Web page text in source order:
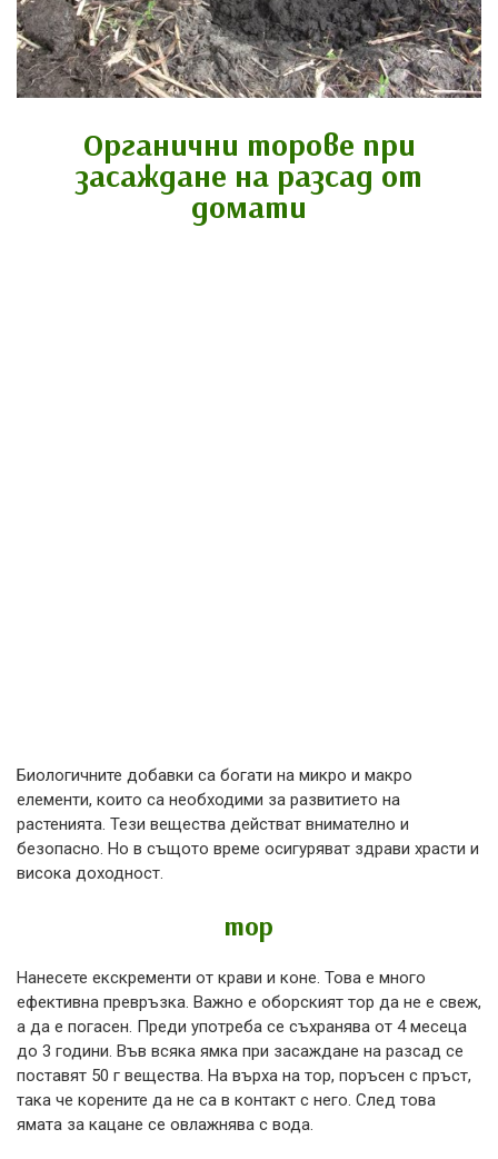
Органични торове при
засаждане на разсад от
домати
Биологичните добавки са богати на микро и макро
елементи, които са необходими за развитието на
растенията. Тези вещества действат внимателно и
безопасно. Но в същото време осигуряват здрави храсти и
висока доходност.
тор
Нанесете екскременти от крави и коне. Това е много
ефективна превръзка. Важно е оборският тор да не е свеж,
а да е погасен. Преди употреба се съхранява от 4 месеца
до 3 години. Във всяка ямка при засаждане на разсад се
поставят 50 г вещества. На върха на тор, поръсен с пръст,
така че корените да не са в контакт с него. След това
ямата за кацане се овлажнява с вода.